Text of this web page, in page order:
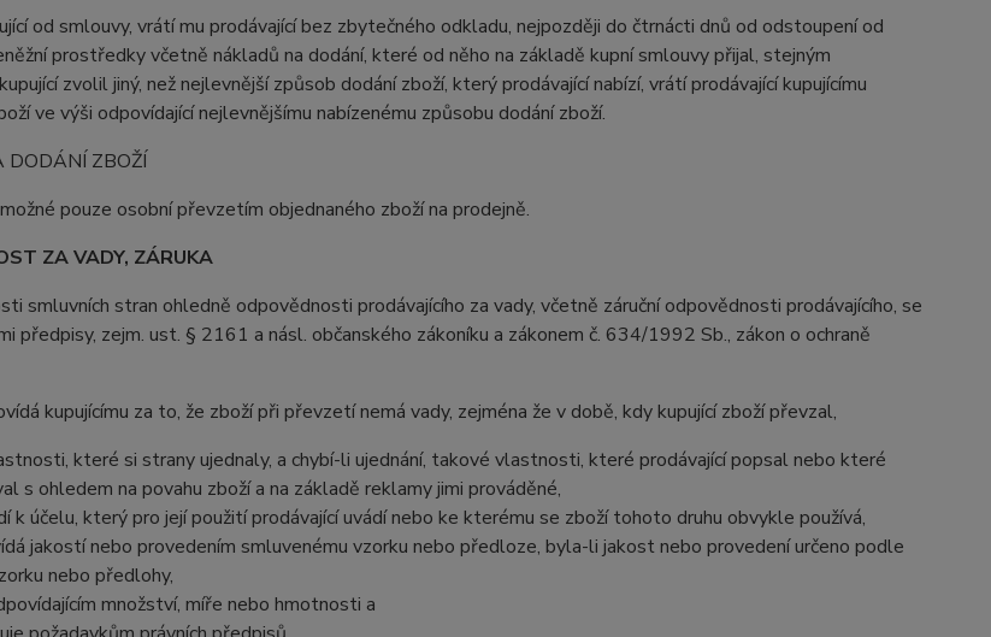
od smlouvy, vrátí mu prodávající bez zbytečného odkladu, nejpozději do čtrnácti dnů od odstoupení od
prostředky včetně nákladů na dodání, které od něho na základě kupní smlouvy přijal, stejným
zvolil jiný, než nejlevnější způsob dodání zboží, který prodávající nabízí, vrátí prodávající kupujícímu
ve výši odpovídající nejlevnějšímu nabízenému způsobu dodání zboží.
DODÁNÍ ZBOŽÍ
pouze osobní převzetím objednaného zboží na prodejně.
ZA VADY, ZÁRUKA
smluvních stran ohledně odpovědnosti prodávajícího za vady, včetně záruční odpovědnosti prodávajícího, se
předpisy, zejm. ust. § 2161 a násl. občanského zákoníku a zákonem č. 634/1992 Sb., zákon o ochraně
kupujícímu za to, že zboží při převzetí nemá vady, zejména že v době, kdy kupující zboží převzal,
které si strany ujednaly, a chybí-li ujednání, takové vlastnosti, které prodávající popsal nebo které
s ohledem na povahu zboží a na základě reklamy jimi prováděné,
k účelu, který pro její použití prodávající uvádí nebo ke kterému se zboží tohoto druhu obvykle používá,
jakostí nebo provedením smluvenému vzorku nebo předloze, byla-li jakost nebo provedení určeno podle
nebo předlohy,
množství, míře nebo hmotnosti a